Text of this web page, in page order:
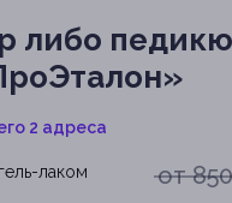
либо
2 адреса
от